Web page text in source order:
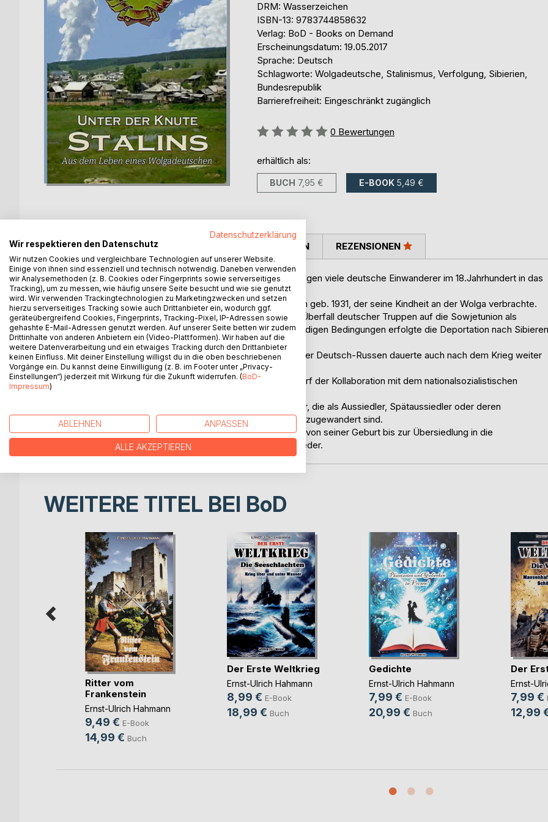
DRM: Wasserzeichen
ISBN-13: 9783744858632
Verlag: BoD - Books on Demand
Erscheinungsdatum: 19.05.2017
Sprache: Deutsch
Schlagworte: Wolgadeutsche, Stalinismus, Verfolgung, Sibierien,
Bundesrepublik
Barrierefreiheit: Eingeschränkt zugänglich
Bewertung::
0 Bewertungen
erhältlich als:
BUCH 7,95 € E-BOOK 5,49 €
BESCHREIBUNG
Auf Einladung der deutschstämmigen Zarin Katharina II. zogen viele deutsche Einwanderer im 18.Jahrhundert in das
Steppengebiet an der Wolga.
Das vorliegende Buch handelt von einem Wolgadeutschen geb. 1931, der seine Kindheit an der Wolga verbrachte.
Erlebte die Zeit als die Deutschen an der Wolga mit dem Überfall deutscher Truppen auf die Sowjetunion als
"innerer Feind" betrachtet wurden. Unter menschenunwürdigen Bedingungen erfolgte die Deportation nach Sibieren
bzw. Mittelasien.
Die Verbannung nicht nur der Wogadeutschen, sondern aller Deutsch-Russen dauerte auch nach dem Krieg weiter
an.
Erst 1964 wurden die Wolgadeutschen offiziell vom Vorwurf der Kollaboration mit dem nationalsozialistischen
Heute leben in der Bundesrepublik ca. 2,5 Millionen Bürger, die als Aussiedler, Spätaussiedler oder deren
Angehörige aus den Staaten der ehemaligen Sowjetunion zugewandert sind.
Das persönliche Erleben der Hauptperson dieses Buches von seiner Geburt bis zur Übersiedlung in die
Bundesrepublik spiegelt anschaulich die damalige Zeit wieder.
AUTOR/IN PRESSESTIMMEN REZENSIONEN
WEITERE TITEL BEI BoD
Ritter vom
Frankenstein
Ernst-Ulrich Hahmann
9,49 € E-Book
14,99 € Buch
Der Erste Weltkrieg
Ernst-Ulrich Hahmann
8,99 € E-Book
18,99 € Buch
Gedichte
Ernst-Ulrich Hahmann
7,99 € E-Book
20,99 € Buch
Der
Ernst-
7,99 €
12,99
Datenschutzerklärung
Wir respektieren den Datenschutz
Wir nutzen Cookies und vergleichbare Technologien auf unserer Website.
Einige von ihnen sind essenziell und technisch notwendig. Daneben verwenden
wir Analysemethoden (z. B. Cookies oder Fingerprints sowie serverseitiges
Tracking), um zu messen, wie häufig unsere Seite besucht und wie sie genutzt
wird. Wir verwenden Trackingtechnologien zu Marketingzwecken und setzen
hierzu serverseitiges Tracking sowie auch Drittanbieter ein, wodurch ggf.
geräteübergreifend Cookies, Fingerprints, Tracking-Pixel, IP-Adressen sowie
gehashte E-Mail-Adressen genutzt werden. Auf unserer Seite betten wir zudem
Drittinhalte von anderen Anbietern ein (Video-Plattformen). Wir haben auf die
weitere Datenverarbeitung und ein etwaiges Tracking durch den Drittanbieter
keinen Einfluss. Mit deiner Einstellung willigst du in die oben beschriebenen
Vorgänge ein. Du kannst deine Einwilligung (z. B. im Footer unter „Privacy-
Einstellungen“) jederzeit mit Wirkung für die Zukunft widerrufen. (BoD-
Impressum)
ABLEHNEN ANPASSEN
ALLE AKZEPTIEREN